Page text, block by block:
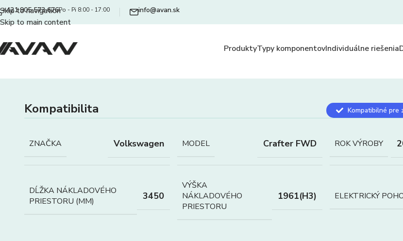
Skip to navigation
Skip to main content
+421 905 573 676Po - Pi 8:00 - 17:00 info@avan.sk
ProduktyTypy komponentovIndividuálne riešenia
Kompatibilita Kompatibilné pre
ZNAČKA Volkswagen MODEL Crafter FWD ROK VÝROBY
DĹŽKA NÁKLADOVÉHO
PRIESTORU (MM)
3450
VÝŠKA
NÁKLADOVÉHO
PRIESTORU
1961(H3) ELEKTRICKÝ